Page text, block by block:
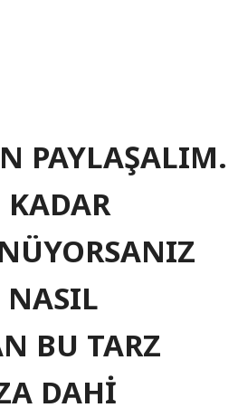
PAYLAŞALIM.
NASIL
BU TARZ
DAHİ